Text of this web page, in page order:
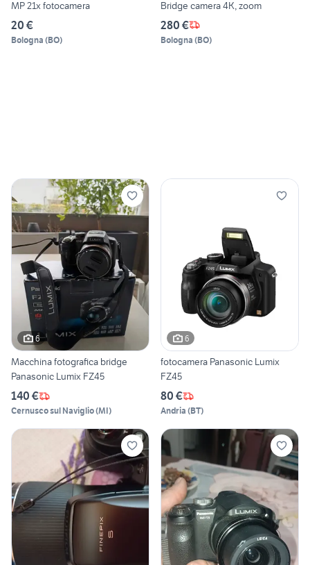
MP 21x fotocamera
20 €
Bologna (BO)
Bridge camera 4K, zoom
280 €
Bologna (BO)
6
Macchina fotografica bridge
Panasonic Lumix FZ45
140 €
Cernusco sul Naviglio(MI)
6
fotocamera Panasonic Lumix
FZ45
80 €
Andria (BT)